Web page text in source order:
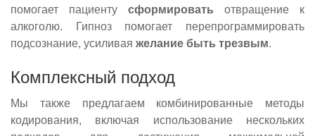
помогает пациенту сформировать отвращение к
алкоголю. Гипноз помогает перепрограммировать
подсознание, усиливая желание быть трезвым.
Комплексный подход
Мы также предлагаем комбинированные методы
кодирования, включая использование нескольких